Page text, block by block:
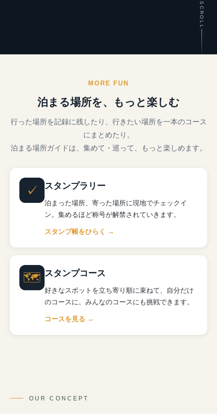
SCROLL
MORE FUN
泊まる場所を、もっと楽しむ
行った場所を記録に残したり、行きたい場所を一本のコース
にまとめたり。
泊まる場所ガイドは、集めて・巡って、もっと楽しめます。
✓ スタンプラリー
泊まった場所、寄った場所に現地でチェックイ
ン。集めるほど称号が解禁されていきます。
スタンプ帳をひらく →
🗺 スタンプコース
好きなスポットを立ち寄り順に束ねて、自分だけ
のコースに。みんなのコースにも挑戦できます。
コースを見る →
OUR CONCEPT